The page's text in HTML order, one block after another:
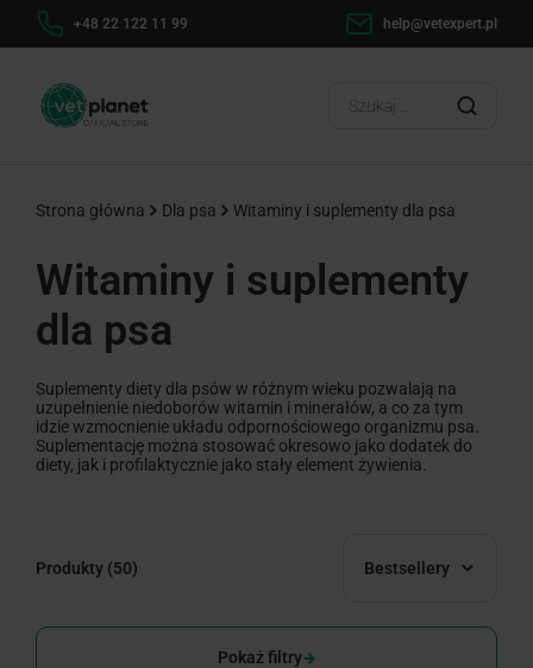
Dostawa od 0 zł ?
Strona główna Dla psa Witaminy i suplementy dla psa
Witaminy i suplementy
dla psa
Suplementy diety dla psów w różnym wieku pozwalają na
uzupełnienie niedoborów witamin i minerałów, a co za tym
idzie wzmocnienie układu odpornościowego organizmu psa.
Suplementację można stosować okresowo jako dodatek do
diety, jak i profilaktycznie jako stały element żywienia.
Produkty (50) Bestsellery
Pokaż filtry